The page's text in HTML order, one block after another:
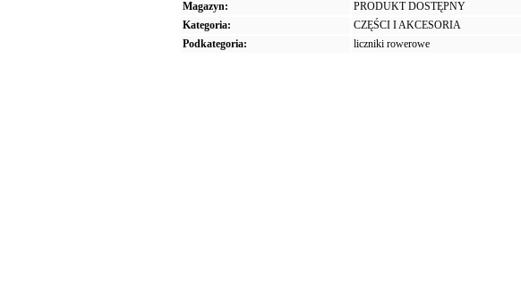
Magazyn:
PRODUKT DOSTĘPNY
Kategoria:
CZĘŚCI I AKCESORIA
Podkategoria:
liczniki rowerowe